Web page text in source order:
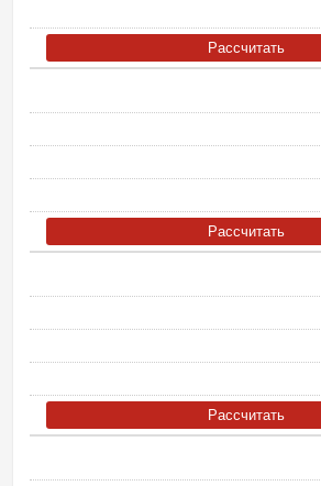
Рассчитать
Рассчитать
Рассчитать